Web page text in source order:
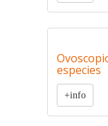
especies
+info